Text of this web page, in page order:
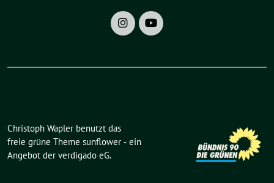
Christoph Wapler benutzt das
freie grüne Theme sunflower ‐ ein
Angebot der verdigado eG.